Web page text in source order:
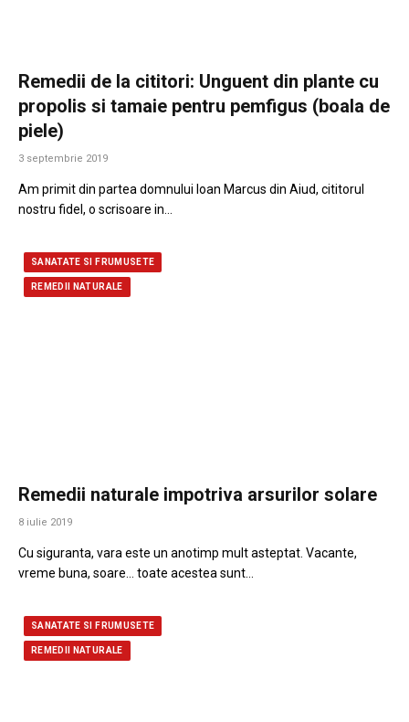
Remedii de la cititori: Unguent din plante cu
propolis si tamaie pentru pemfigus (boala de
piele)
3 septembrie 2019
Am primit din partea domnului Ioan Marcus din Aiud, cititorul
nostru fidel, o scrisoare in…
SANATATE SI FRUMUSETE
REMEDII NATURALE
Remedii naturale impotriva arsurilor solare
8 iulie 2019
Cu siguranta, vara este un anotimp mult asteptat. Vacante,
vreme buna, soare… toate acestea sunt…
SANATATE SI FRUMUSETE
REMEDII NATURALE